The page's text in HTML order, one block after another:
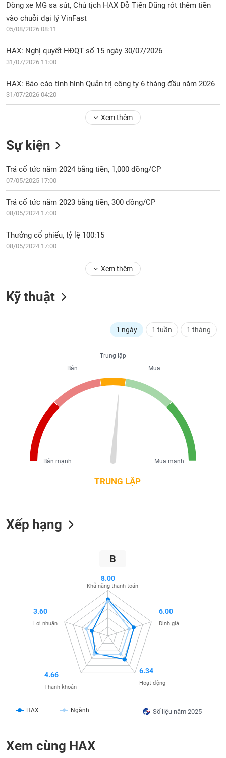
ETF
Cổ
phiếu
chi
tiết
Tổng
quan
Giao
chính
tích
kỹ
thuật
doanh
nghiệp
Tin
Tài
Dòng xe MG sa sút, Chủ tịch HAX Đỗ Tiến Dũng rót thêm tiền
vào chuỗi đại lý VinFast
05/08/2026 08:11
HAX: Nghị quyết HĐQT số 15 ngày 30/07/2026
31/07/2026 11:00
HAX: Báo cáo tình hình Quản trị công ty 6 tháng đầu năm 2026
31/07/2026 04:20
Xem thêm
Sự kiện
Trả cổ tức năm 2024 bằng tiền, 1,000 đồng/CP
07/05/2025 17:00
Trả cổ tức năm 2023 bằng tiền, 300 đồng/CP
08/05/2024 17:00
Thưởng cổ phiếu, tỷ lệ 100:15
08/05/2024 17:00
Xem thêm
Kỹ thuật
1 ngày 1 tuần 1 tháng
TRUNG LẬP
Trung lập
Mua
Mua mạnh
Bán
Bán mạnh
Xếp hạng
B
Số liệu năm 2025
HAX Ngành
8.00
Khả năng thanh toán
6.00
Định giá
6.34
Hoạt động
4.66
Thanh khoản
3.60
Lợi nhuận
Xem cùng HAX
TIN
MỚI
Ngành
(-)
VS-
SECTOR
NĂNG
LƯỢNG
NGUYÊN
VẬT
LIỆU
NGHIỆP
TIÊU
DÙNG
THIẾT
CHĂM
DỊCH